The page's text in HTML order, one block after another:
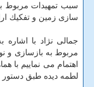
سبب تمهیدات مربوط
سازی زمین و تفكیك
جمالی نژاد با اشاره
مربوط به بازسازی و
اهتمام می نماییم با
لطمه دیده طبق دستور